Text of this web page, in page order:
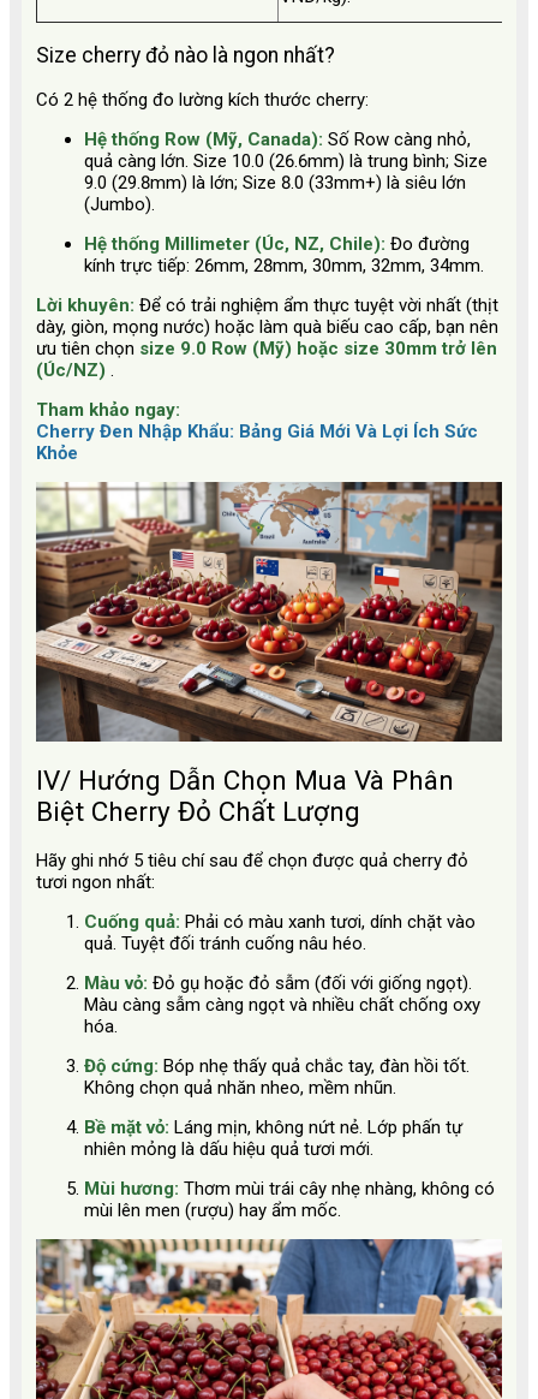
Size cherry đỏ nào là ngon nhất?
Có 2 hệ thống đo lường kích thước cherry:
Hệ thống Row (Mỹ, Canada): Số Row càng nhỏ,
quả càng lớn. Size 10.0 (26.6mm) là trung bình; Size
9.0 (29.8mm) là lớn; Size 8.0 (33mm+) là siêu lớn
(Jumbo).
Hệ thống Millimeter (Úc, NZ, Chile): Đo đường
kính trực tiếp: 26mm, 28mm, 30mm, 32mm, 34mm.
Lời khuyên: Để có trải nghiệm ẩm thực tuyệt vời nhất (thịt
dày, giòn, mọng nước) hoặc làm quà biếu cao cấp, bạn nên
ưu tiên chọn size 9.0 Row (Mỹ) hoặc size 30mm trở lên
(Úc/NZ) .
Tham khảo ngay:
Cherry Đen Nhập Khẩu: Bảng Giá Mới Và Lợi Ích Sức
Khỏe
IV/ Hướng Dẫn Chọn Mua Và Phân
Biệt Cherry Đỏ Chất Lượng
Hãy ghi nhớ 5 tiêu chí sau để chọn được quả cherry đỏ
tươi ngon nhất:
Cuống quả: Phải có màu xanh tươi, dính chặt vào
quả. Tuyệt đối tránh cuống nâu héo.
Màu vỏ: Đỏ gụ hoặc đỏ sẫm (đối với giống ngọt).
Màu càng sẫm càng ngọt và nhiều chất chống oxy
hóa.
Độ cứng: Bóp nhẹ thấy quả chắc tay, đàn hồi tốt.
Không chọn quả nhăn nheo, mềm nhũn.
Bề mặt vỏ: Láng mịn, không nứt nẻ. Lớp phấn tự
nhiên mỏng là dấu hiệu quả tươi mới.
Mùi hương: Thơm mùi trái cây nhẹ nhàng, không có
mùi lên men (rượu) hay ẩm mốc.